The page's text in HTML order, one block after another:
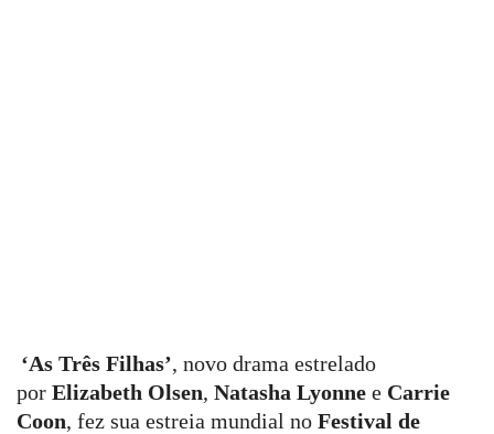
‘As Três Filhas’, novo drama estrelado
por Elizabeth Olsen, Natasha Lyonne e Carrie
Coon, fez sua estreia mundial no Festival de